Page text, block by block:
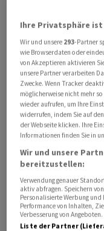
Helene Budliger
Wirtschaft, reist
der
hochgekochten
31-prozentigen
Es scheint aber
Budligers aktuelle
Ihre Privatsphäre
Wir und unsere 293-Partner
wie Browserdaten oder
von Akzeptieren aktivieren
unsere Partner verarbeiten
Zwecke. Wenn Tracker
möglicherweise nicht mehr
wieder aufrufen, um Ihre
widerrufen, indem Sie auf
der Webseite klicken. Ihre
Informationen finden Sie in
Wir und unsere
bereitzustellen:
Verwendung genauer
aktiv abfragen. Speichern
Personalisierte Werbung
Performance von Inhalten,
Verbesserung von Angeboten.
Liste der Partner